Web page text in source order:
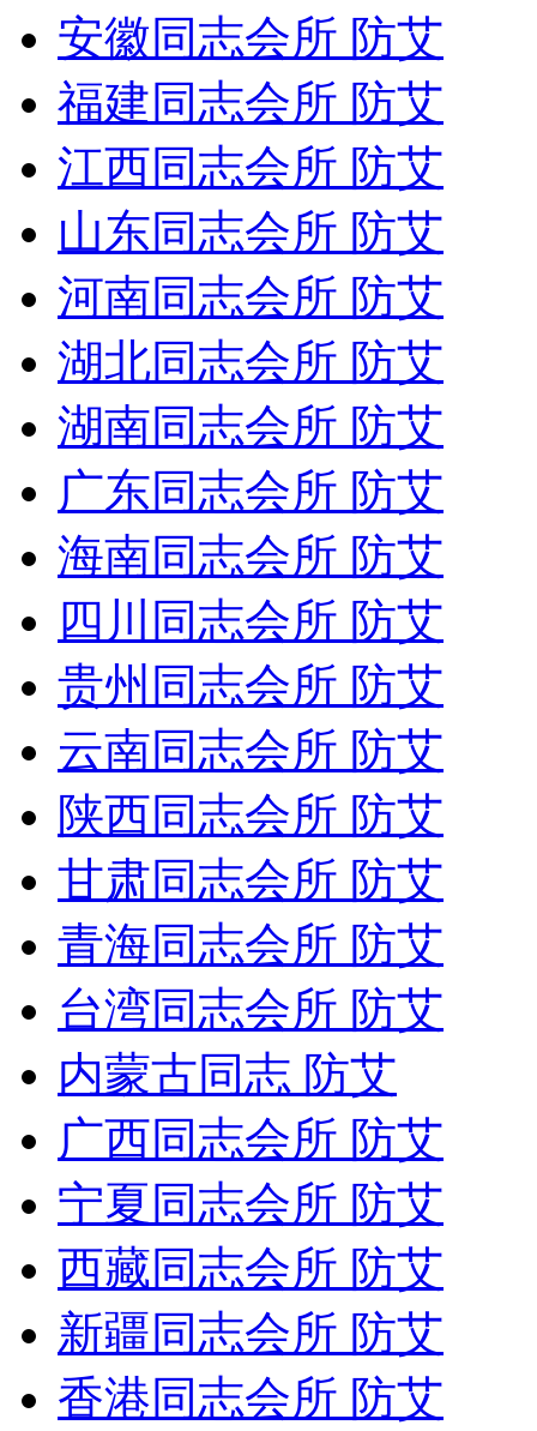
安徽同志会所 防艾
福建同志会所 防艾
江西同志会所 防艾
山东同志会所 防艾
河南同志会所 防艾
湖北同志会所 防艾
湖南同志会所 防艾
广东同志会所 防艾
海南同志会所 防艾
四川同志会所 防艾
贵州同志会所 防艾
云南同志会所 防艾
陕西同志会所 防艾
甘肃同志会所 防艾
青海同志会所 防艾
台湾同志会所 防艾
内蒙古同志 防艾
广西同志会所 防艾
宁夏同志会所 防艾
西藏同志会所 防艾
新疆同志会所 防艾
香港同志会所 防艾